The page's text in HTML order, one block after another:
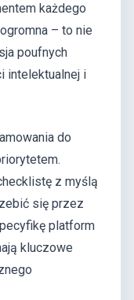
każdego
– to nie
poufnych
intelektualnej i
do
z myślą
się przez
platform
kluczowe